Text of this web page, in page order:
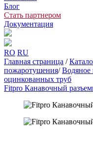
Блог
Стать партнером
Документация
RO RU
Главная страница /
пожаротушения/ Водяное
оцинкованных труб
Fitpro Канавочный